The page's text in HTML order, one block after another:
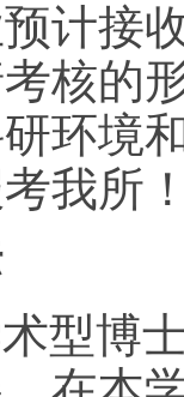
计接
核的
环境
我所
型博